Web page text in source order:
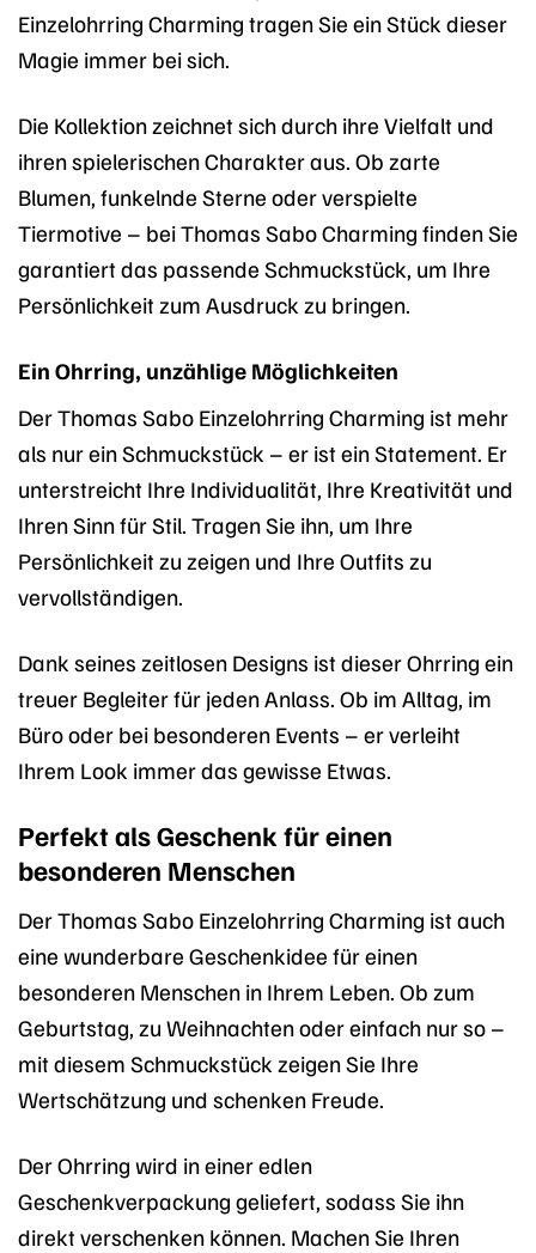
Einzelohrring Charming tragen Sie ein Stück dieser
Magie immer bei sich.
Die Kollektion zeichnet sich durch ihre Vielfalt und
ihren spielerischen Charakter aus. Ob zarte
Blumen, funkelnde Sterne oder verspielte
Tiermotive – bei Thomas Sabo Charming finden Sie
garantiert das passende Schmuckstück, um Ihre
Persönlichkeit zum Ausdruck zu bringen.
Ein Ohrring, unzählige Möglichkeiten
Der Thomas Sabo Einzelohrring Charming ist mehr
als nur ein Schmuckstück – er ist ein Statement. Er
unterstreicht Ihre Individualität, Ihre Kreativität und
Ihren Sinn für Stil. Tragen Sie ihn, um Ihre
Persönlichkeit zu zeigen und Ihre Outfits zu
vervollständigen.
Dank seines zeitlosen Designs ist dieser Ohrring ein
treuer Begleiter für jeden Anlass. Ob im Alltag, im
Büro oder bei besonderen Events – er verleiht
Ihrem Look immer das gewisse Etwas.
Perfekt als Geschenk für einen
besonderen Menschen
Der Thomas Sabo Einzelohrring Charming ist auch
eine wunderbare Geschenkidee für einen
besonderen Menschen in Ihrem Leben. Ob zum
Geburtstag, zu Weihnachten oder einfach nur so –
mit diesem Schmuckstück zeigen Sie Ihre
Wertschätzung und schenken Freude.
Der Ohrring wird in einer edlen
Geschenkverpackung geliefert, sodass Sie ihn
direkt verschenken können. Machen Sie Ihren